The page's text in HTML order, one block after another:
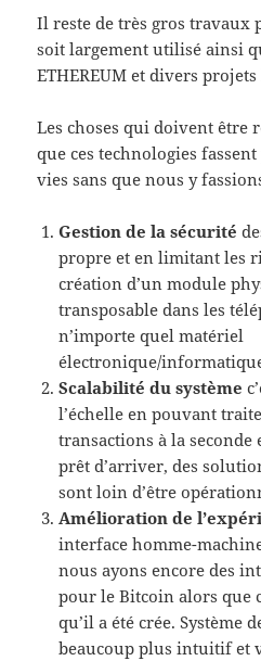
Il reste de très gros travaux
soit largement utilisé ainsi
ETHEREUM et divers
Les choses qui doivent être
que ces technologies
vies sans que nous y
Gestion de la sécurité
propre et en limitant les
création d’un module
transposable dans les
n’importe quel matériel
électronique/
Scalabilité du système
l’échelle en pouvant
transactions à la seconde
prêt d’arriver, des
sont loin d’être
Amélioration de
interface homme-
nous ayons encore des
pour le Bitcoin alors que
qu’il a été crée. Système
beaucoup plus intuitif et